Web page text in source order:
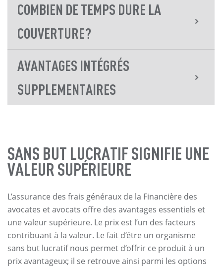
COMBIEN DE TEMPS DURE LA
COUVERTURE?
AVANTAGES INTÉGRÉS
SUPPLEMENTAIRES
SANS BUT LUCRATIF SIGNIFIE UNE
VALEUR SUPÉRIEURE
L’assurance des frais généraux de la Financière des
avocates et avocats offre des avantages essentiels et
une valeur supérieure. Le prix est l’un des facteurs
contribuant à la valeur. Le fait d’être un organisme
sans but lucratif nous permet d’offrir ce produit à un
prix avantageux; il se retrouve ainsi parmi les options